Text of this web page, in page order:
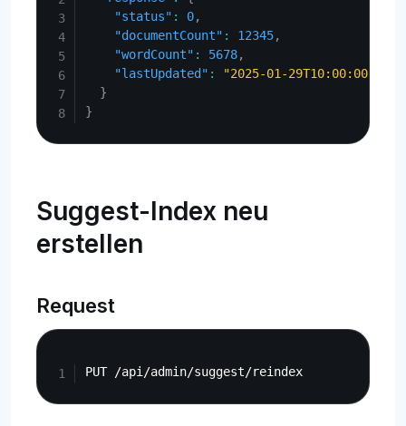
"status" : 0,
"documentCount" : 12345,
"wordCount" : 5678,
"lastUpdated" :
"2025-01-29T10:00:00Z"
}
}
Suggest-Index neu
erstellen
Request